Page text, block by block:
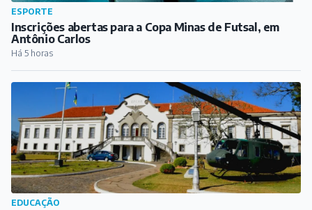
ESPORTE
Inscrições abertas para a Copa Minas de Futsal, em
Antônio Carlos
Há 5 horas
EDUCAÇÃO